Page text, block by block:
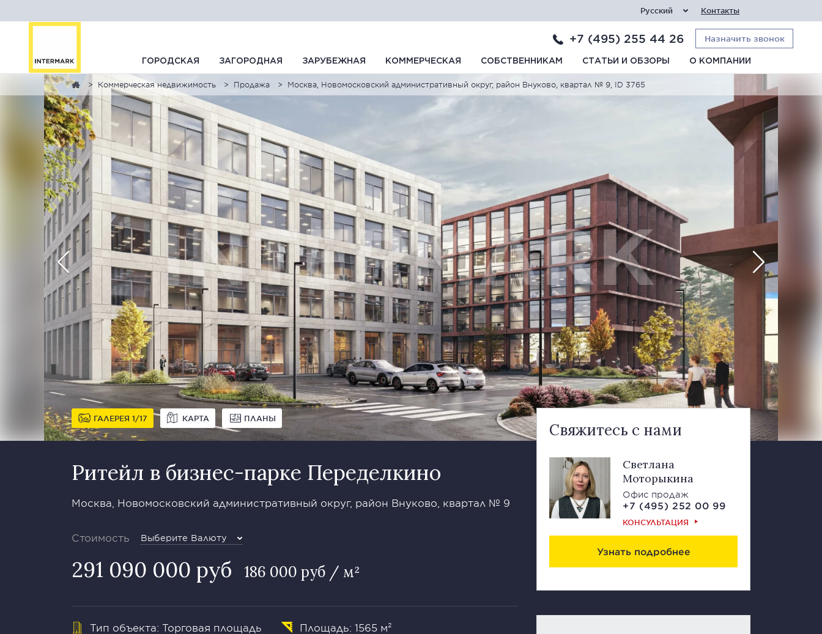
Русский Контакты
+7 (495) 255 44 26 Назначить звонок
ГОРОДСКАЯ ЗАГОРОДНАЯ ЗАРУБЕЖНАЯ КОММЕРЧЕСКАЯ СОБСТВЕННИКАМ СТАТЬИ И ОБЗОРЫ О КОМПАНИИ
Коммерческая недвижимость Продажа Москва, Новомосковский административный округ, район Внуково, квартал № 9, ID 3765
ГАЛЕРЕЯ 1 17 КАРТА ПЛАНЫ
Ритейл в бизнес-парке Переделкино
Москва, Новомосковский административный округ, район Внуково, квартал № 9
Стоимость Выберите Валюту
291 090 000 руб 186 000 руб / м²
Тип объекта: Торговая площадь Площадь: 1565 м²
Свяжитесь с нами
Светлана
Моторыкина
Офис продаж
+7 (495) 252 00 99
КОНСУЛЬТАЦИЯ
Узнать подробнее